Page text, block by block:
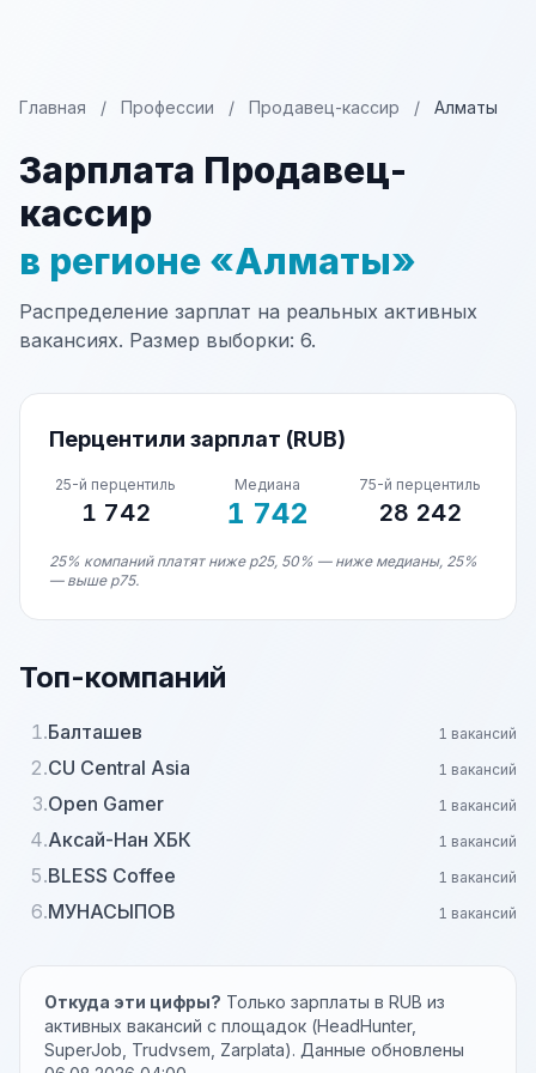
Главная / Профессии / Продавец-кассир / Алматы
Зарплата Продавец-
кассир
в регионе «Алматы»
Распределение зарплат на реальных активных
вакансиях. Размер выборки: 6.
Перцентили зарплат (RUB)
25-й перцентиль
1 742
Медиана
1 742
75-й перцентиль
28 242
25% компаний платят ниже p25, 50% — ниже медианы, 25%
— выше p75.
Топ-компаний
1.Балташев 1 вакансий
2.CU Central Asia 1 вакансий
3.Open Gamer 1 вакансий
4.Аксай-Нан ХБК 1 вакансий
5.BLESS Coffee 1 вакансий
6.МУНАСЫПОВ 1 вакансий
Откуда эти цифры? Только зарплаты в RUB из
активных вакансий с площадок (HeadHunter,
SuperJob, Trudvsem, Zarplata). Данные обновлены